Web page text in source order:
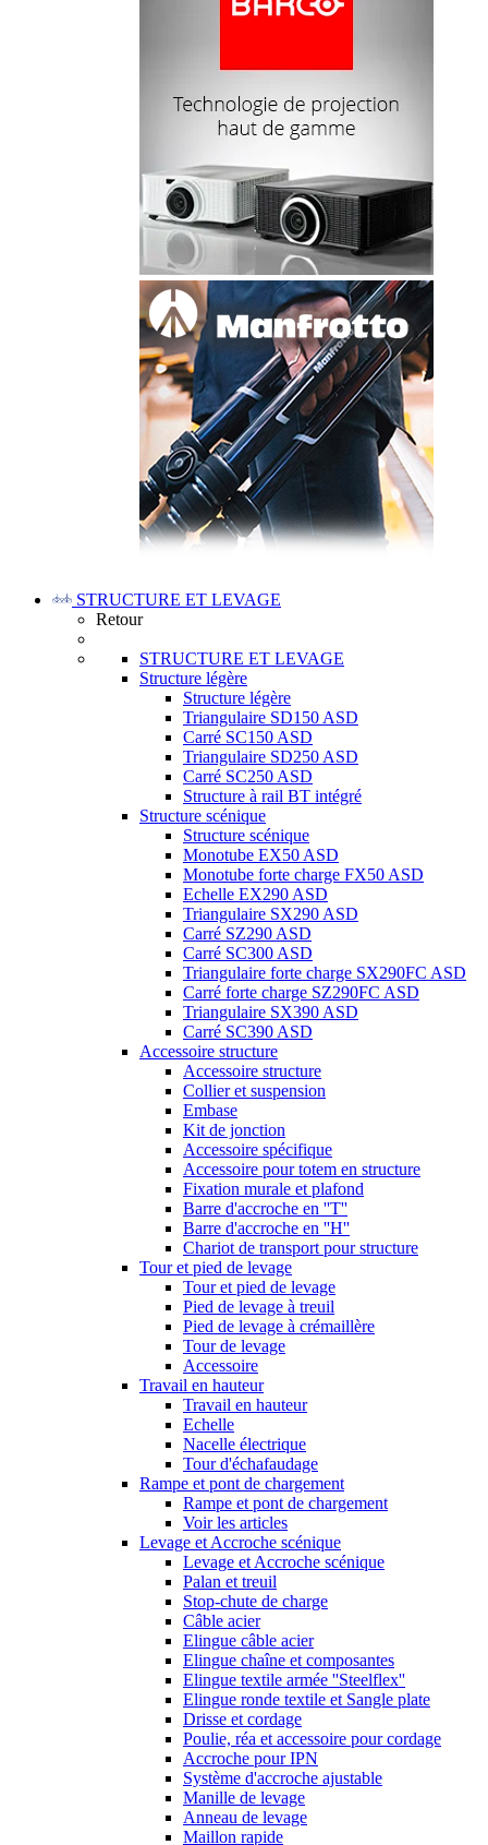
STRUCTURE ET LEVAGE
Retour
STRUCTURE ET LEVAGE
Structure légère
Structure légère
Triangulaire SD150 ASD
Carré SC150 ASD
Triangulaire SD250 ASD
Carré SC250 ASD
Structure à rail BT intégré
Structure scénique
Structure scénique
Monotube EX50 ASD
Monotube forte charge FX50 ASD
Echelle EX290 ASD
Triangulaire SX290 ASD
Carré SZ290 ASD
Carré SC300 ASD
Triangulaire forte charge SX290FC ASD
Carré forte charge SZ290FC ASD
Triangulaire SX390 ASD
Carré SC390 ASD
Accessoire structure
Accessoire structure
Collier et suspension
Embase
Kit de jonction
Accessoire spécifique
Accessoire pour totem en structure
Fixation murale et plafond
Barre d'accroche en ''T''
Barre d'accroche en ''H''
Chariot de transport pour structure
Tour et pied de levage
Tour et pied de levage
Pied de levage à treuil
Pied de levage à crémaillère
Tour de levage
Accessoire
Travail en hauteur
Travail en hauteur
Echelle
Nacelle électrique
Tour d'échafaudage
Rampe et pont de chargement
Rampe et pont de chargement
Voir les articles
Levage et Accroche scénique
Levage et Accroche scénique
Palan et treuil
Stop-chute de charge
Câble acier
Elingue câble acier
Elingue chaîne et composantes
Elingue textile armée ''Steelflex''
Elingue ronde textile et Sangle plate
Drisse et cordage
Poulie, réa et accessoire pour cordage
Accroche pour IPN
Système d'accroche ajustable
Manille de levage
Anneau de levage
Maillon rapide